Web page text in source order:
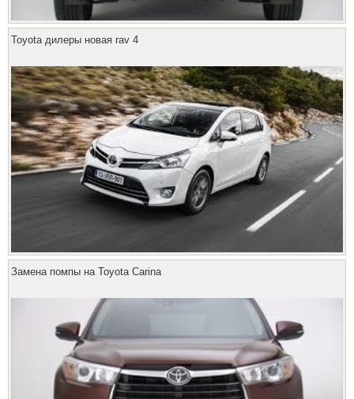
Toyota дилеры новая rav 4
Замена помпы на Toyota Carina